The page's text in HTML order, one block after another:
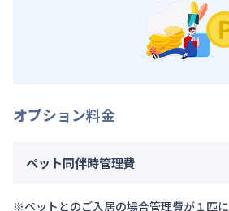
オプション料金
ペット同伴時管理費
※ペットとのご入居の場合管理費が１匹に